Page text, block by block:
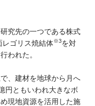
究先の一つである株式
レゴリス焼結体※3を対
われた。
、建材を地球から月へ
円ともいわれ大きなボ
現地資源を活用した施